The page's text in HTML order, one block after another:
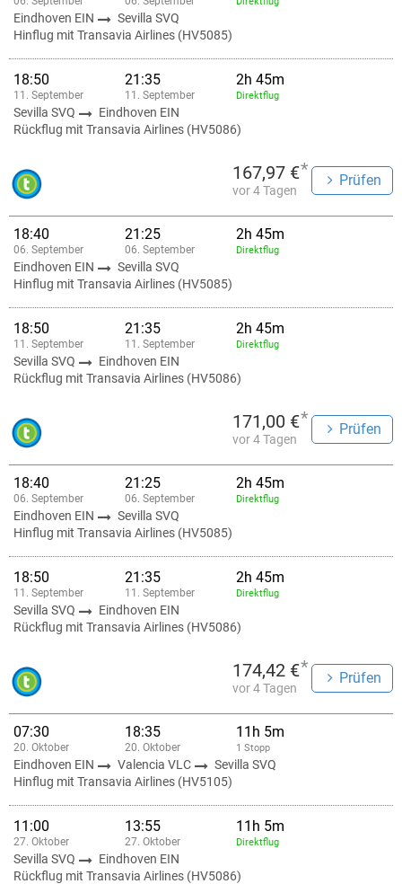
Eindhoven EIN
Sevilla SVQ
Hinflug mit Transavia Airlines (HV5085)
18:50
11. September
21:35
11. September
2h 45m
Direktflug
Sevilla SVQ
Eindhoven EIN
Rückflug mit Transavia Airlines (HV5086)
167,97 €*
vor 4 Tagen
Prüfen
18:40
06. September
21:25
06. September
2h 45m
Direktflug
Eindhoven EIN
Sevilla SVQ
Hinflug mit Transavia Airlines (HV5085)
18:50
11. September
21:35
11. September
2h 45m
Direktflug
Sevilla SVQ
Eindhoven EIN
Rückflug mit Transavia Airlines (HV5086)
171,00 €*
vor 4 Tagen
Prüfen
18:40
06. September
21:25
06. September
2h 45m
Direktflug
Eindhoven EIN
Sevilla SVQ
Hinflug mit Transavia Airlines (HV5085)
18:50
11. September
21:35
11. September
2h 45m
Direktflug
Sevilla SVQ
Eindhoven EIN
Rückflug mit Transavia Airlines (HV5086)
174,42 €*
vor 4 Tagen
Prüfen
07:30
20. Oktober
18:35
20. Oktober
11h 5m
1 Stopp
Eindhoven EIN Valencia VLC
Sevilla SVQ
Hinflug mit Transavia Airlines (HV5105)
11:00
27. Oktober
13:55
27. Oktober
11h 5m
Direktflug
Sevilla SVQ
Eindhoven EIN
Rückflug mit Transavia Airlines (HV5086)